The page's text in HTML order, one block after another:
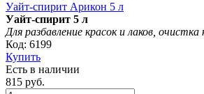
Уайт-спирит Арикон 5 л
Уайт-спирит 5 л
Для разбавление красок и лаков,
Код: 6199
Купить
Есть в наличии
815 руб.